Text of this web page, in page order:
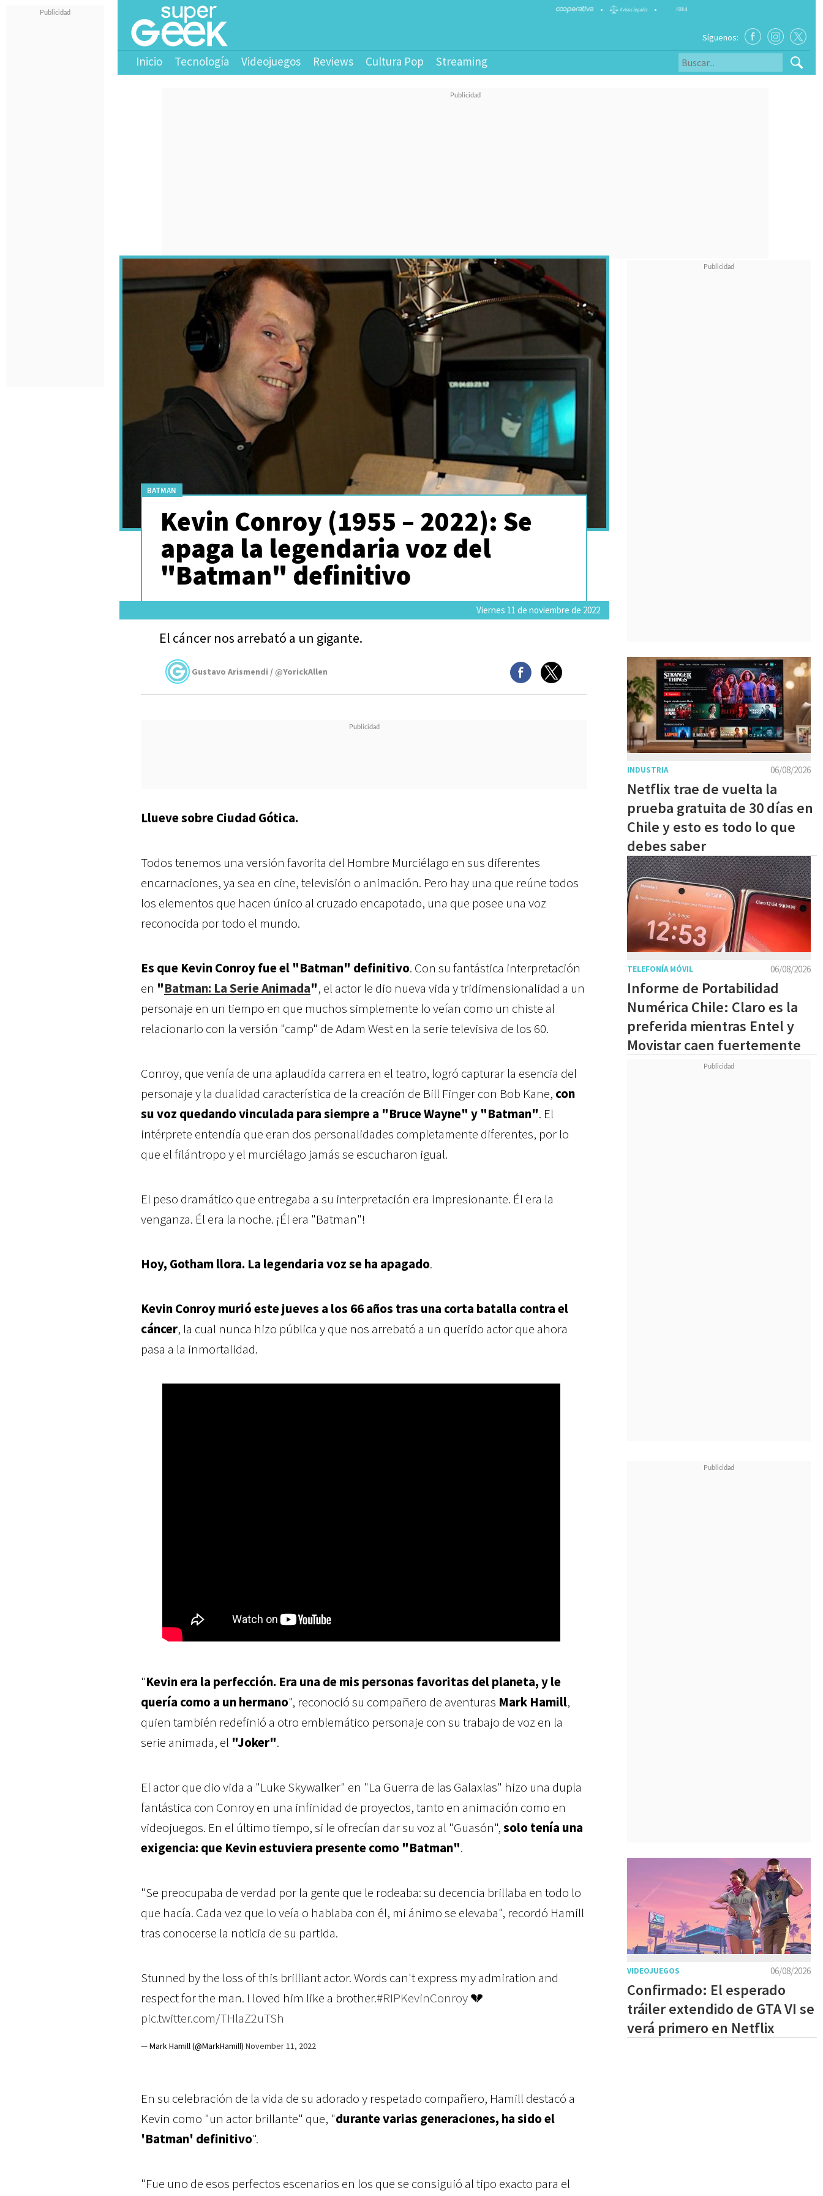
• •
Síguenos:
Inicio Tecnología Videojuegos Reviews Cultura Pop Streaming
BATMAN
Kevin Conroy (1955 – 2022): Se
apaga la legendaria voz del
"Batman" definitivo
Viernes 11 de noviembre de 2022
El cáncer nos arrebató a un gigante.
Gustavo Arismendi / @YorickAllen
Llueve sobre Ciudad Gótica.
Todos tenemos una versión favorita del Hombre Murciélago en sus diferentes
encarnaciones, ya sea en cine, televisión o animación. Pero hay una que reúne todos
los elementos que hacen único al cruzado encapotado, una que posee una voz
reconocida por todo el mundo.
Es que Kevin Conroy fue el "Batman" definitivo. Con su fantástica interpretación
en "Batman: La Serie Animada", el actor le dio nueva vida y tridimensionalidad a un
personaje en un tiempo en que muchos simplemente lo veían como un chiste al
relacionarlo con la versión "camp" de Adam West en la serie televisiva de los 60.
Conroy, que venía de una aplaudida carrera en el teatro, logró capturar la esencia del
personaje y la dualidad característica de la creación de Bill Finger con Bob Kane, con
su voz quedando vinculada para siempre a "Bruce Wayne" y "Batman". El
intérprete entendía que eran dos personalidades completamente diferentes, por lo
que el filántropo y el murciélago jamás se escucharon igual.
El peso dramático que entregaba a su interpretación era impresionante. Él era la
venganza. Él era la noche. ¡Él era "Batman"!
Hoy, Gotham llora. La legendaria voz se ha apagado.
Kevin Conroy murió este jueves a los 66 años tras una corta batalla contra el
cáncer, la cual nunca hizo pública y que nos arrebató a un querido actor que ahora
pasa a la inmortalidad.
"Kevin era la perfección. Era una de mis personas favoritas del planeta, y le
quería como a un hermano", reconoció su compañero de aventuras Mark Hamill,
quien también redefinió a otro emblemático personaje con su trabajo de voz en la
serie animada, el "Joker".
El actor que dio vida a "Luke Skywalker" en "La Guerra de las Galaxias" hizo una dupla
fantástica con Conroy en una infinidad de proyectos, tanto en animación como en
videojuegos. En el último tiempo, si le ofrecían dar su voz al "Guasón",solo tenía una
exigencia: que Kevin estuviera presente como "Batman".
"Se preocupaba de verdad por la gente que le rodeaba: su decencia brillaba en todo lo
que hacía. Cada vez que lo veía o hablaba con él, mi ánimo se elevaba", recordó Hamill
tras conocerse la noticia de su partida.
Stunned by the loss of this brilliant actor. Words can't express my admiration and
respect for the man. I loved him like a brother.#RIPKevinConroy💔
pic.twitter.com/THlaZ2uTSh
— Mark Hamill (@MarkHamill) November 11, 2022
En su celebración de la vida de su adorado y respetado compañero, Hamill destacó a
Kevin como "un actor brillante" que, "durante varias generaciones, ha sido el
'Batman' definitivo".
"Fue uno de esos perfectos escenarios en los que se consiguió al tipo exacto para el
06/08/2026
INDUSTRIA
Netflix trae de vuelta la
prueba gratuita de 30 días en
Chile y esto es todo lo que
debes saber
06/08/2026
TELEFONÍA MÓVIL
Informe de Portabilidad
Numérica Chile: Claro es la
preferida mientras Entel y
Movistar caen fuertemente
06/08/2026
VIDEOJUEGOS
Confirmado: El esperado
tráiler extendido de GTA VI se
verá primero en Netflix